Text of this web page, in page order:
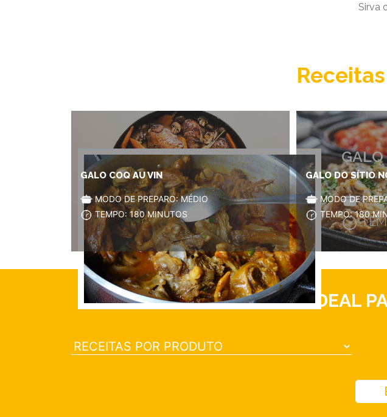
GALO
Sirva
GALO COQ AU VIN
MODO DE PREPARO: MÉDIO
TEMPO: 180 MINUTOS
GALO DO SÍTIO
MODO DE
TEMPO: 180
A RECEITA IDEAL